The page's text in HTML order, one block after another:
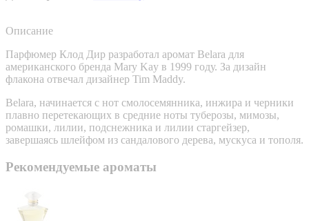
Описание
Парфюмер Клод Дир разработал аромат Belara для
американского бренда Mary Kay в 1999 году. За дизайн
флакона отвечал дизайнер Tim Maddy.
Belara, начинается с нот смолосемянника, инжира и черники
плавно перетекающих в средние ноты туберозы, мимозы,
ромашки, лилии, подснежника и лилии старгейзер,
завершаясь шлейфом из сандалового дерева, мускуса и тополя.
Рекомендуемые ароматы